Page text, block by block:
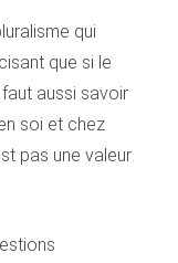
qui
que si le
aussi savoir
soi et chez
pas une valeur